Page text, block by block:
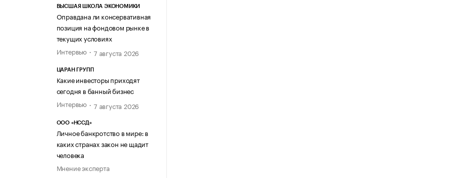
ВЫСШАЯ ШКОЛА ЭКОНОМИКИ
Оправдана ли консервативная
позиция на фондовом рынке в
текущих условиях
Интервью
7 августа 2026
ЦАРАН ГРУПП
Какие инвесторы приходят
сегодня в банный бизнес
Интервью
7 августа 2026
ООО «НССД»
Личное банкротство в мире: в
каких странах закон не щадит
человека
Мнение эксперта